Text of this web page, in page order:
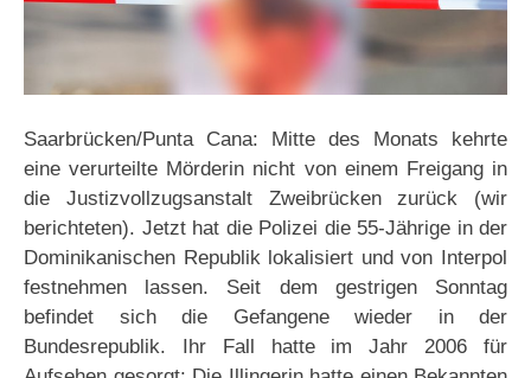
Saarbrücken/Punta Cana: Mitte des Monats kehrte
eine verurteilte Mörderin nicht von einem Freigang in
die Justizvollzugsanstalt Zweibrücken zurück (wir
berichteten). Jetzt hat die Polizei die 55-Jährige in der
Dominikanischen Republik lokalisiert und von Interpol
festnehmen lassen. Seit dem gestrigen Sonntag
befindet sich die Gefangene wieder in der
Bundesrepublik. Ihr Fall hatte im Jahr 2006 für